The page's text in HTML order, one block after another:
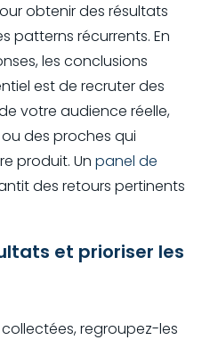
obtenir des résultats
patterns récurrents. En
les conclusions
est de recruter des
votre audience réelle,
des proches qui
produit. Un panel de
des retours pertinents
et prioriser les
regroupez-les